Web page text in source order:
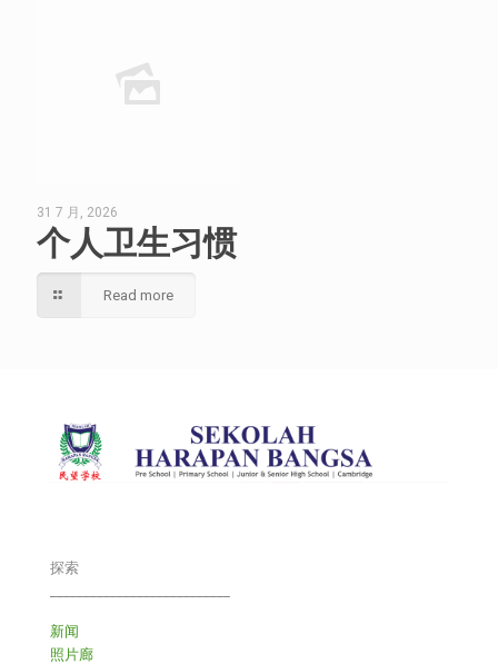
31 7 月, 2026
个人卫生习惯
Read more
探索
新闻
照片廊